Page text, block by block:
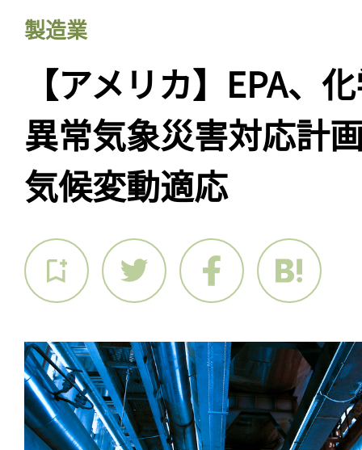
製造業
【アメリカ】EPA、
異常気象災害対応計
気候変動適応